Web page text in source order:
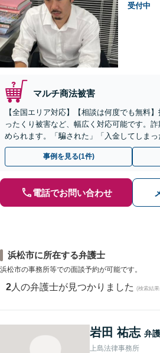
受付中
マルチ商法被害
【全国エリア対応】【相談は何度でも無料
ったくり被害など、幅広く対応可能です。
められます。「騙された」「入金してしま
早めにご相談ください。【電話・メール・
事例を見る(1件)
電話でお問い合わせ
浜松市に所在する弁護士
浜松市の事務所等での面談予約が可能です。
2 人の弁護士が見つかりました (検索結
岩田 祐志 弁
上島法律事務所